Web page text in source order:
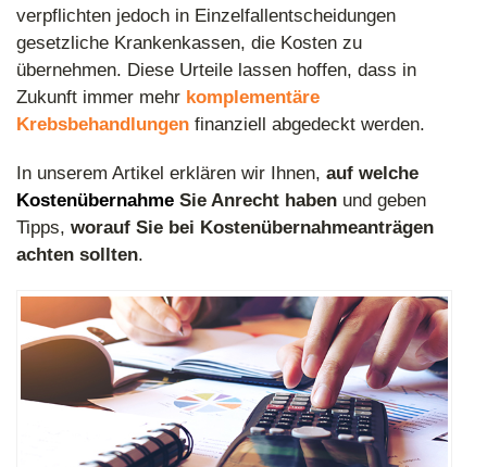
verpflichten jedoch in Einzelfallentscheidungen
gesetzliche Krankenkassen, die Kosten zu
übernehmen. Diese Urteile lassen hoffen, dass in
Zukunft immer mehr komplementäre
Krebsbehandlungen finanziell abgedeckt werden.
In unserem Artikel erklären wir Ihnen, auf welche
Kostenübernahme Sie Anrecht haben und geben
Tipps, worauf Sie bei Kostenübernahmeanträgen
achten sollten.